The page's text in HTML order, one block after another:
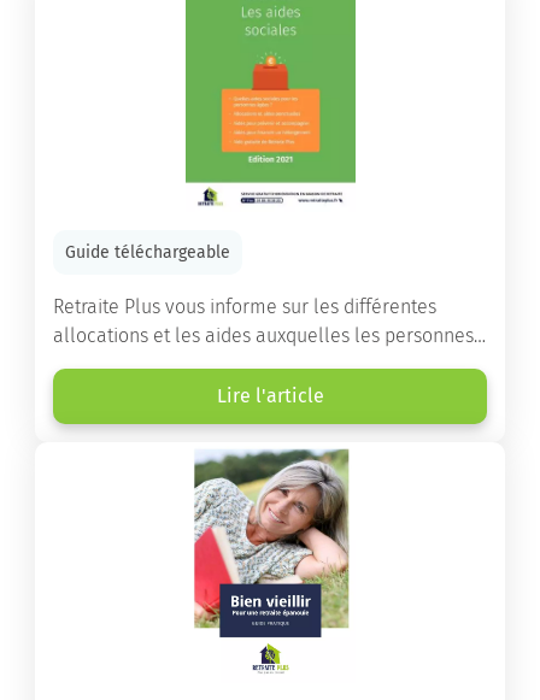
Guide téléchargeable
Retraite Plus vous informe sur les différentes
allocations et les aides auxquelles les personnes
âgées ont droit pour financer un séjour en maison
de retraite ou un maintien à domicile.
Lire l'article